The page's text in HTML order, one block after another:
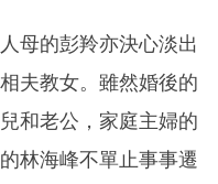
母的彭羚亦決心淡出
夫教女。雖然婚後的
和老公，家庭主婦的
林海峰不單止事事遷